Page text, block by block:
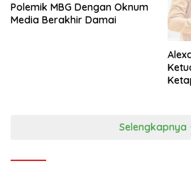
Polemik MBG Dengan Oknum
Media Berakhir Damai
Selengkapnya